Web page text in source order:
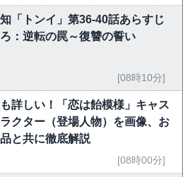
「トンイ」第36-40話あらすじ
：逆転の罠～復讐の誓い
[08時10分]
詳しい！「恋は飴模様」キャス
ラクター（登場人物）を画像、お
と共に徹底解説
[08時00分]